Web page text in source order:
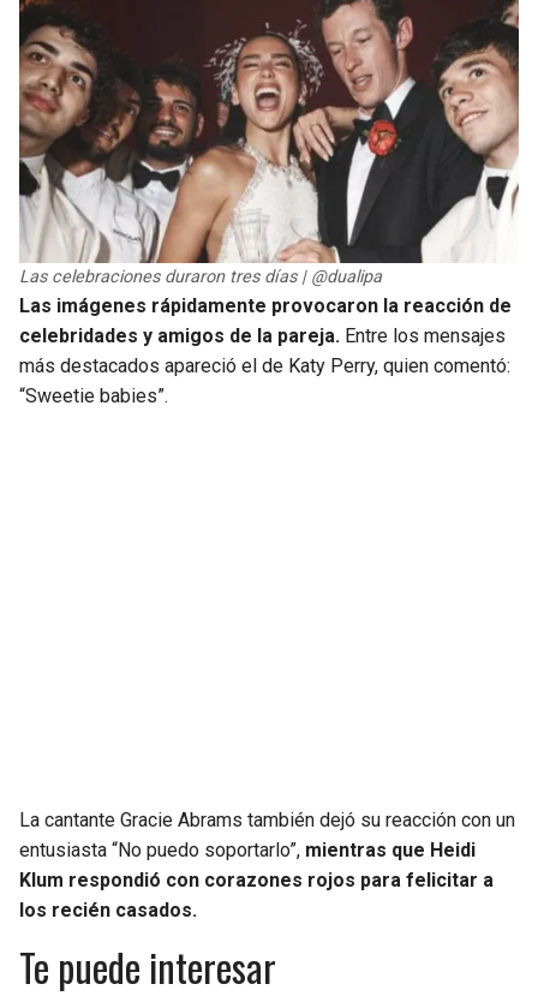
Las celebraciones duraron tres días | @dualipa
Las imágenes rápidamente provocaron la reacción de
celebridades y amigos de la pareja. Entre los mensajes
más destacados apareció el de Katy Perry, quien comentó:
“Sweetie babies”.
La cantante Gracie Abrams también dejó su reacción con un
entusiasta “No puedo soportarlo”, mientras que Heidi
Klum respondió con corazones rojos para felicitar a
los recién casados.
Te puede interesar